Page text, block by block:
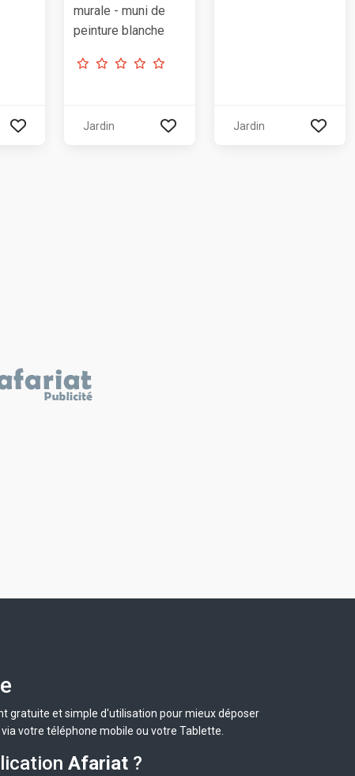
murale - muni de
peinture blanche
Jardin Jardin
gratuite et simple d'utilisation pour mieux déposer
votre téléphone mobile ou votre Tablette.
Afariat ?